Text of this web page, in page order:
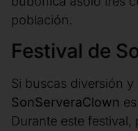
población.
Festival de
Si buscas diversión y
SonServeraClown
Durante este